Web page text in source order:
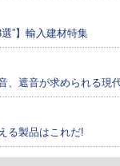
選”】輸入建材特集
、遮音が求められる現
る製品はこれだ!